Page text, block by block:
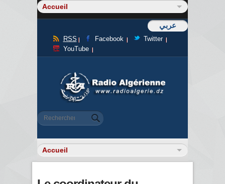
عربي
RSS Facebook
Twitter
YouTube
Formulaire de recherche
Rechercher